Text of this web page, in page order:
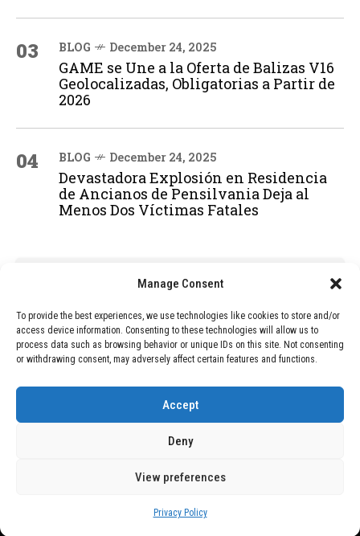
Manage Consent
To provide the best experiences, we use technologies like cookies to store and/or
access device information. Consenting to these technologies will allow us to
process data such as browsing behavior or unique IDs on this site. Not consenting
or withdrawing consent, may adversely affect certain features and functions.
Accept
Deny
View preferences
Privacy Policy
03 BLOG December 24, 2025
GAME se Une a la Oferta de Balizas V16
Geolocalizadas, Obligatorias a Partir de
2026
04 BLOG December 24, 2025
Devastadora Explosión en Residencia
de Ancianos de Pensilvania Deja al
Menos Dos Víctimas Fatales